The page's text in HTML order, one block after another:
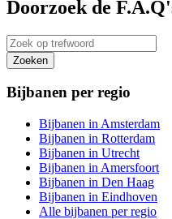
Doorzoek de
Bijbanen per regio
Bijbanen in Amsterdam
Bijbanen in Rotterdam
Bijbanen in Utrecht
Bijbanen in Amersfoort
Bijbanen in Den Haag
Bijbanen in Eindhoven
Alle bijbanen per regio